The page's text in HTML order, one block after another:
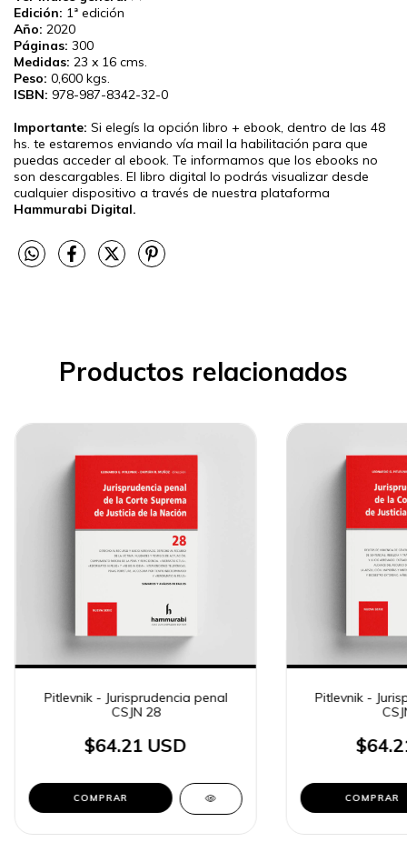
Edición: 1ª edición
Año: 2020
Páginas: 300
Medidas: 23 x 16 cms.
Peso: 0,600 kgs.
ISBN: 978-987-8342-32-0
Importante: Si elegís la opción libro + ebook, dentro de las 48
hs. te estaremos enviando vía mail la habilitación para que
puedas acceder al ebook. Te informamos que los ebooks no
son descargables. El libro digital lo podrás visualizar desde
cualquier dispositivo a través de nuestra plataforma
Hammurabi Digital.
Productos relacionados
Pitlevnik - Jurisprudencia penal
CSJN 28
$64.21 USD
COMPRAR
Pitlevnik -
COMPRAR